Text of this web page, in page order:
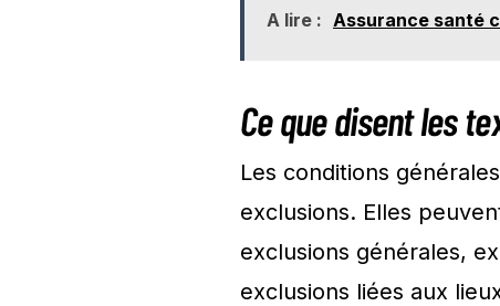
A lire : Assurance santé
Ce que disent les
Les conditions
exclusions. Elles
exclusions générales,
exclusions liées aux